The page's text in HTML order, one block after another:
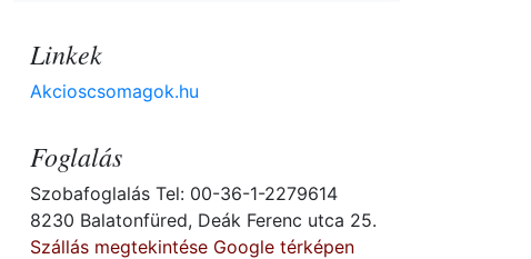
Linkek
Akcioscsomagok.hu
Foglalás
Szobafoglalás Tel: 00-36-1-2279614
8230 Balatonfüred, Deák Ferenc utca 25.
Szállás megtekintése Google térképen